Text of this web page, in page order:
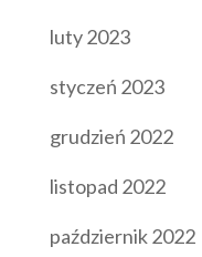
luty 2023
styczeń 2023
grudzień 2022
listopad 2022
październik 2022